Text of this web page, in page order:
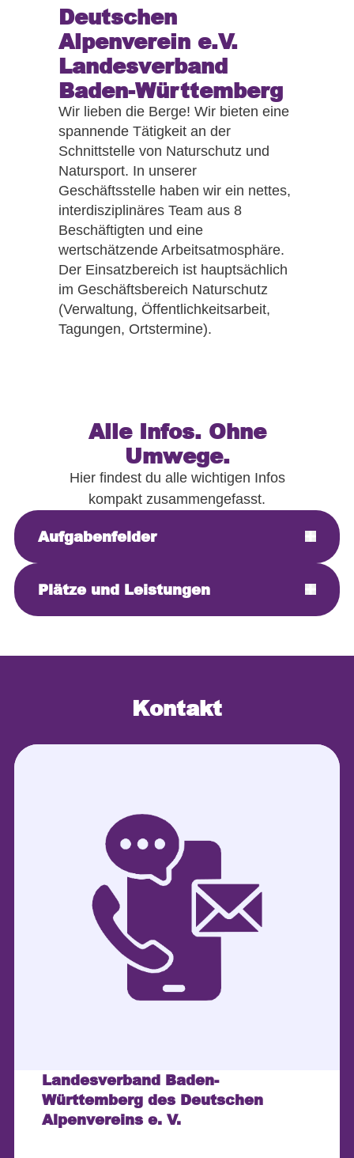
Deutschen
Alpenverein e.V.
Landesverband
Baden-Württemberg
Wir lieben die Berge! Wir bieten eine
spannende Tätigkeit an der
Schnittstelle von Naturschutz und
Natursport. In unserer
Geschäftsstelle haben wir ein nettes,
interdisziplinäres Team aus 8
Beschäftigten und eine
wertschätzende Arbeitsatmosphäre.
Der Einsatzbereich ist hauptsächlich
im Geschäftsbereich Naturschutz
(Verwaltung, Öffentlichkeitsarbeit,
Tagungen, Ortstermine).
Alle Infos. Ohne
Umwege.
Hier findest du alle wichtigen Infos
kompakt zusammengefasst.
Aufgabenfelder
Plätze und Leistungen
Kontakt
Landesverband Baden-
Württemberg des Deutschen
Alpenvereins e. V.